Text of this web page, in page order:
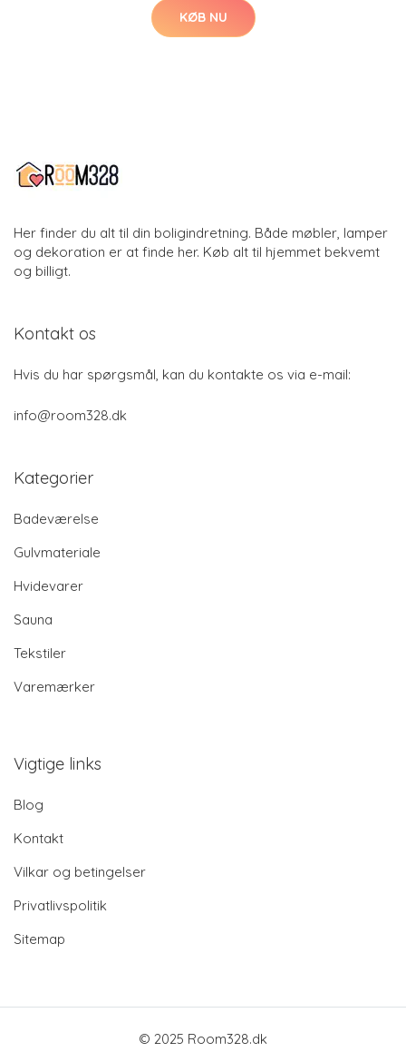
KØB NU
Her finder du alt til din boligindretning. Både møbler, lamper
og dekoration er at finde her. Køb alt til hjemmet bekvemt
og billigt.
Kontakt os
Hvis du har spørgsmål, kan du kontakte os via e-mail:
info@room328.dk
Kategorier
Badeværelse
Gulvmateriale
Hvidevarer
Sauna
Tekstiler
Varemærker
Vigtige links
Blog
Kontakt
Vilkar og betingelser
Privatlivspolitik
Sitemap
© 2025 Room328.dk